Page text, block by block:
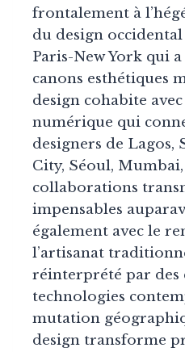
frontalement à
du design
Paris-New York qui
canons esthétiques
design cohabite
numérique qui
designers de Lagos,
City, Séoul,
collaborations
impensables
également avec le
l’artisanat
réinterprété par des
technologies
mutation
design transforme